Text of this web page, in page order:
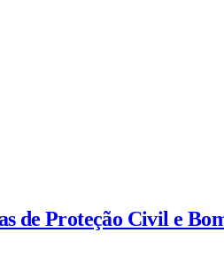
de Proteção Civil e